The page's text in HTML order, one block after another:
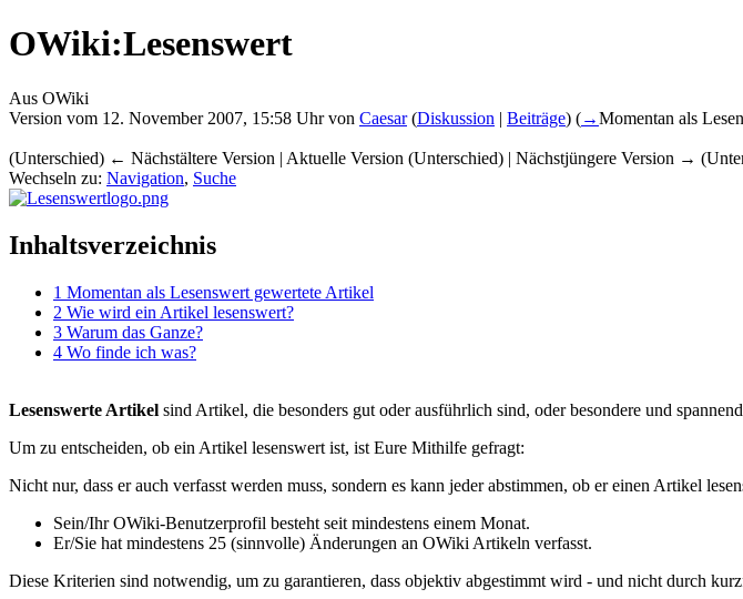
OWiki:Lesenswert
Aus OWiki
Version vom 12. November 2007, 15:58 Uhr von Caesar (Diskussion | Beiträge) (→Momentan als
(Unterschied) ← Nächstältere Version | Aktuelle Version (Unterschied) | Nächstjüngere Version →
Wechseln zu: Navigation, Suche
Inhaltsverzeichnis
1 Momentan als Lesenswert gewertete Artikel
2 Wie wird ein Artikel lesenswert?
3 Warum das Ganze?
4 Wo finde ich was?
Lesenswerte Artikel sind Artikel, die besonders gut oder ausführlich sind, oder besondere und
Um zu entscheiden, ob ein Artikel lesenswert ist, ist Eure Mithilfe gefragt:
Nicht nur, dass er auch verfasst werden muss, sondern es kann jeder abstimmen, ob er einen Artikel
Sein/Ihr OWiki-Benutzerprofil besteht seit mindestens einem Monat.
Er/Sie hat mindestens 25 (sinnvolle) Änderungen an OWiki Artikeln verfasst.
Diese Kriterien sind notwendig, um zu garantieren, dass objektiv abgestimmt wird - und nicht durch